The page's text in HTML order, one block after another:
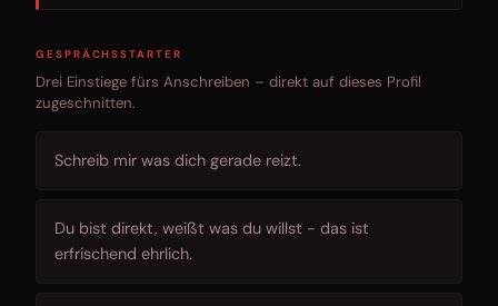
GESPRÄCHSSTARTER
Drei Einstiege fürs Anschreiben – direkt auf dieses Profil
zugeschnitten.
Schreib mir was dich gerade reizt.
Du bist direkt, weißt was du willst - das ist
erfrischend ehrlich.